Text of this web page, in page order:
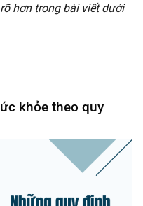
hơn trong bài viết dưới
khỏe theo quy